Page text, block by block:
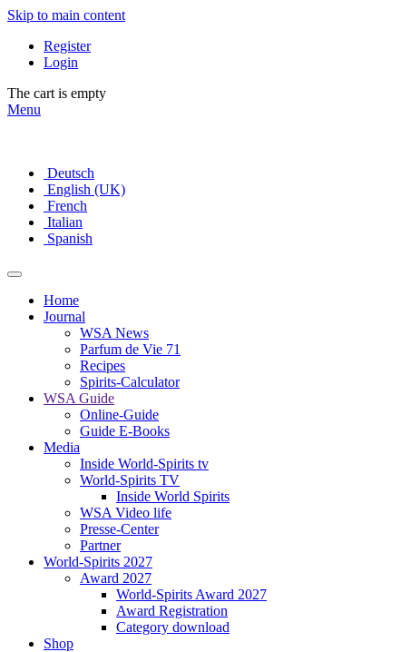
Skip to main content
Register
Login
The cart is empty
Menu
Deutsch
English (UK)
French
Italian
Spanish
Home
Journal
WSA News
Parfum de Vie 71
Recipes
Spirits-Calculator
WSA Guide
Online-Guide
Guide E-Books
Media
Inside World-Spirits tv
World-Spirits TV
Inside World Spirits
WSA Video life
Presse-Center
Partner
World-Spirits 2027
Award 2027
World-Spirits Award 2027
Award Registration
Category download
Shop